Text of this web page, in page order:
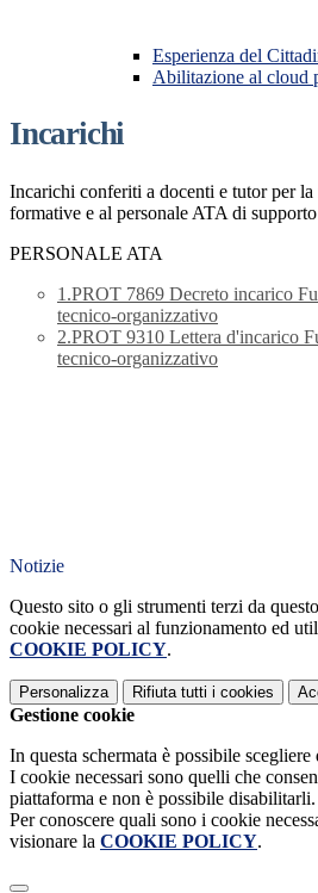
Esperienza del
Abilitazione al cloud
Incarichi
Incarichi conferiti a docenti e tutor per
formative e al personale ATA di supporto
PERSONALE ATA
1.PROT 7869 Decreto incarico
tecnico-organizzativo
2.PROT 9310 Lettera d'incarico
tecnico-organizzativo
Notizie
Questo sito o gli strumenti terzi da
cookie necessari al funzionamento ed
COOKIE POLICY.
Personalizza Rifiuta tutti i cookies
Gestione cookie
In questa schermata è possibile
I cookie necessari sono quelli che
piattaforma e non è possibile disabilitarli.
Per conoscere quali sono i cookie
visionare la COOKIE POLICY.